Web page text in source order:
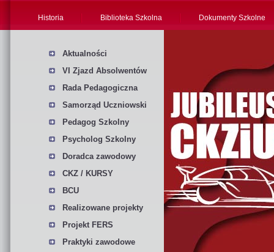
Historia Biblioteka Szkolna Dokumenty Szkolne
Aktualności
VI Zjazd Absolwentów
Rada Pedagogiczna
Samorząd Uczniowski
Pedagog Szkolny
Psycholog Szkolny
Doradca zawodowy
CKZ / KURSY
BCU
Realizowane projekty
Projekt FERS
Praktyki zawodowe